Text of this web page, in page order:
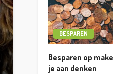
BESPAREN
Besparen op
je aan denken